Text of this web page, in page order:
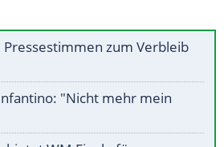
zum Verbleib
"Nicht mehr mein